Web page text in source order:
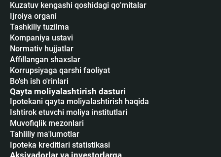
Kuzatuv kengashi qoshidagi qo‘mitalar
Ijroiya organi
Tashkiliy tuzilma
Kompaniya ustavi
Normativ hujjatlar
Affillangan shaxslar
Korrupsiyaga qarshi faoliyat
Bo'sh ish o'rinlari
Qayta moliyalashtirish dasturi
Ipotekani qayta moliyalashtirish haqida
Ishtirok etuvchi moliya institutlari
Muvofiqlik mezonlari
Tahliliy ma'lumotlar
Ipoteka kreditlari statistikasi